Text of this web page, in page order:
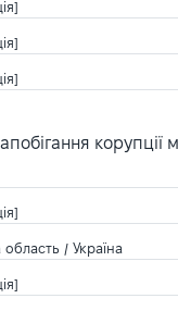
/ Україна